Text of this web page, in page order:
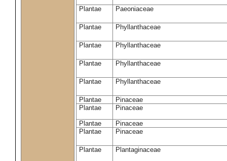
Plantae Paeoniaceae
Plantae Phyllanthaceae
Plantae Phyllanthaceae
Plantae Phyllanthaceae
Plantae Phyllanthaceae
Plantae
Pinaceae
Plantae
Pinaceae
Plantae
Pinaceae
Plantae
Pinaceae
Plantae Plantaginaceae